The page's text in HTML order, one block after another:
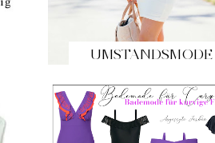
UMSTANDSMODE